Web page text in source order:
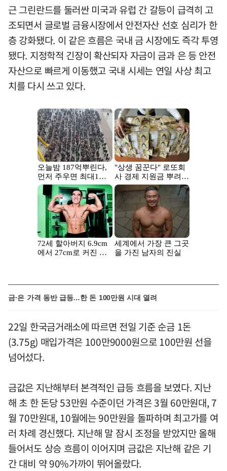
근 그린란드를 둘러싼 미국과 유럽 간 갈등이 급격히 고
조되면서 글로벌 금융시장에서 안전자산 선호 심리가 한
층 강화됐다. 이 같은 흐름은 국내 금 시장에도 즉각 투영
됐다. 지정학적 긴장이 확산되자 자금이 금과 은 등 안전
자산으로 빠르게 이동했고 국내 시세는 연일 사상 최고
치를 다시 쓰고 있다.
금·은 가격 동반 급등…한 돈 100만원 시대 열려
22일 한국금거래소에 따르면 전일 기준 순금 1돈
(3.75g) 매입가격은 100만9000원으로 100만원 선을
넘어섰다.
금값은 지난해부터 본격적인 급등 흐름을 보였다. 지난
해 초 한 돈당 53만원 수준이던 가격은 3월 60만원대, 7
월 70만원대, 10월에는 90만원을 돌파하며 최고가를 여
러 차례 경신했다. 지난해 말 잠시 조정을 받았지만 올해
들어서도 상승 흐름이 이어지며 금값은 지난해 같은 기
간 대비 약 90%가까이 뛰어올랐다.